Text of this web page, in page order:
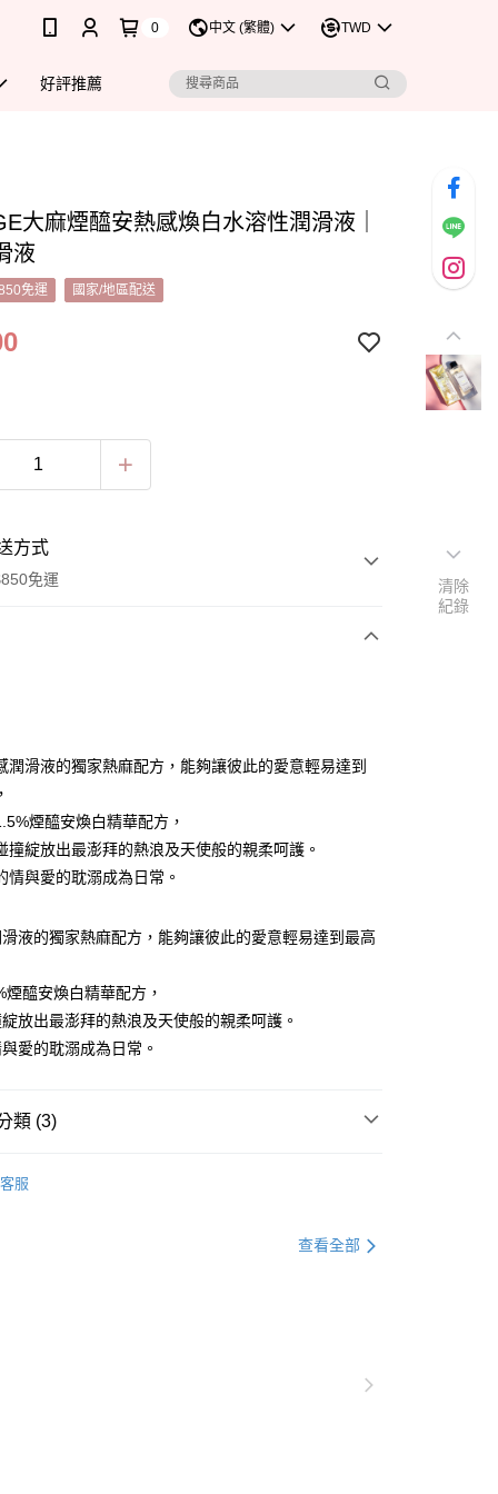
0 中文 (繁體) TWD
好評推薦
大麻煙醯安熱感煥白水溶性潤滑液｜
液
免運 國家/地區配送
方式
免運
款
查看運費
潤滑液的獨家熱麻配方，能夠讓彼此的愛意輕易達到
煙醯安煥白精華配方，
撞綻放出最澎拜的熱浪及天使般的親柔呵護。
情與愛的耽溺成為日常。
液的獨家熱麻配方，能夠讓彼此的愛意輕易達到最高
煙醯安煥白精華配方，
放出最澎拜的熱浪及天使般的親柔呵護。
愛的耽溺成為日常。
類 (3)
客服
查看全部
清除
紀錄